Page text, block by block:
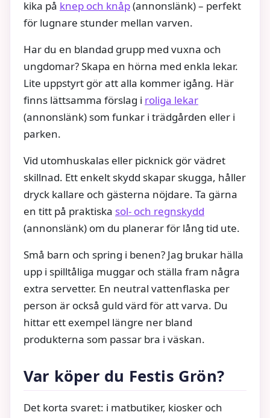
kika på knep och knåp(annonslänk) – perfekt
för lugnare stunder mellan varven.
Har du en blandad grupp med vuxna och
ungdomar? Skapa en hörna med enkla lekar.
Lite uppstyrt gör att alla kommer igång. Här
finns lättsamma förslag i roliga lekar
(annonslänk) som funkar i trädgården eller i
parken.
Vid utomhuskalas eller picknick gör vädret
skillnad. Ett enkelt skydd skapar skugga, håller
dryck kallare och gästerna nöjdare. Ta gärna
en titt på praktiska sol- och regnskydd
(annonslänk) om du planerar för lång tid ute.
Små barn och spring i benen? Jag brukar hälla
upp i spilltåliga muggar och ställa fram några
extra servetter. En neutral vattenflaska per
person är också guld värd för att varva. Du
hittar ett exempel längre ner bland
produkterna som passar bra i väskan.
Var köper du Festis Grön?
Det korta svaret: i matbutiker, kiosker och